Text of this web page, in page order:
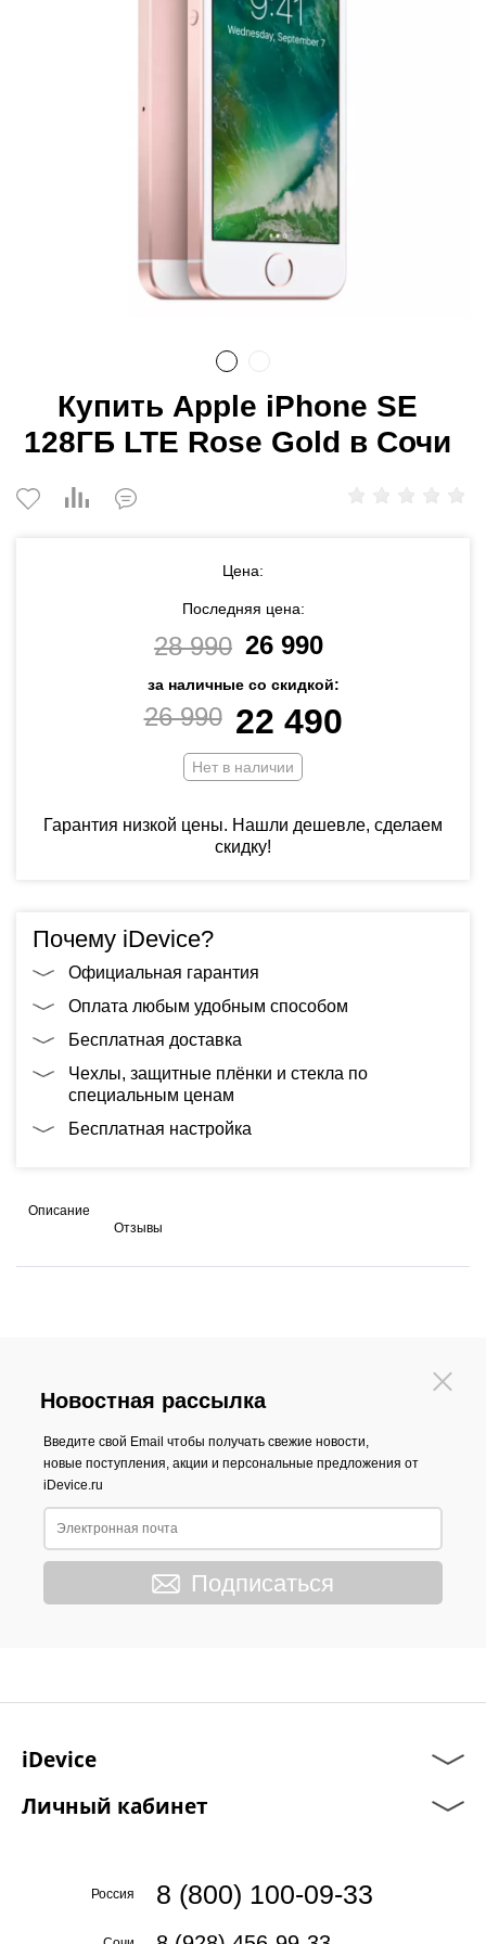
Купить Apple iPhone SE
128ГБ LTE Rose Gold в Сочи
Цена:
Последняя цена:
28 990 26 990
за наличные со скидкой:
26 990 22 490
Нет в наличии
Гарантия низкой цены. Нашли дешевле, сделаем
скидку!
Почему iDevice?
Официальная гарантия
Оплата любым удобным способом
Бесплатная доставка
Чехлы, защитные плёнки и стекла по
специальным ценам
Бесплатная настройка
Описание
Отзывы
Новостная рассылка
Введите свой Email чтобы получать свежие новости,
новые поступления, акции и персональные предложения от
iDevice.ru
Подписаться
iDevice
Личный кабинет
Россия 8 (800) 100-09-33